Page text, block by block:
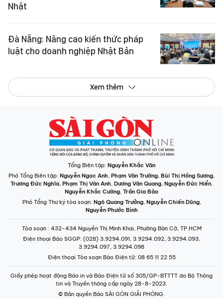
Nhật
Đà Nẵng: Nâng cao kiến thức pháp
luật cho doanh nghiệp Nhật Bản
Xem thêm
Tổng Biên tập: Nguyễn Khắc Văn
Phó Tổng Biên tập: Nguyễn Ngọc Anh, Phạm Văn Trường, Bùi Thị Hồng Sương,
Trương Đức Nghĩa, Phạm Thị Vân Anh, Dương Văn Quang, Nguyễn Đức Hiển,
Nguyễn Khắc Cường, Trần Gia Bảo
Phó Tổng Thư ký tòa soạn: Ngô Quang Trưởng, Nguyễn Chiến Dũng,
Nguyễn Phước Bình
Tòa soạn : 432-434 Nguyễn Thị Minh Khai, Phường Bàn Cờ, TP.HCM
Điện thoại Báo SGGP: (028) 3.9294.091, 3.9294.092, 3.9294.093,
3.9294.097, 3.9294.098
Điện thoại Tòa soạn Báo Điện tử: 08 65 11 22 55
Giấy phép hoạt động Báo in và Báo Điện tử số 305/GP-BTTTT do Bộ Thông
tin và Truyền thông cấp ngày 28-8-2023.
© Bản quyền Báo SÀI GÒN GIẢI PHÓNG.